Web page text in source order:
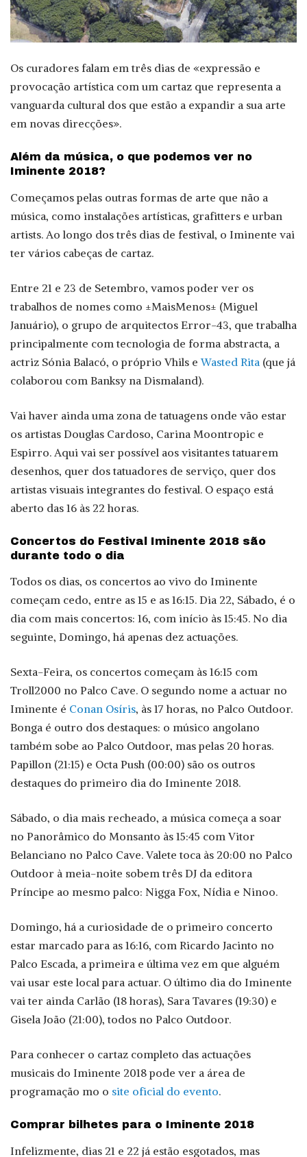
Os curadores falam em três dias de «expressão e
provocação artística com um cartaz que representa a
vanguarda cultural dos que estão a expandir a sua arte
em novas direcções».
Além da música, o que podemos ver no
Iminente 2018?
Começamos pelas outras formas de arte que não a
música, como instalações artísticas, grafitters e urban
artists. Ao longo dos três dias de festival, o Iminente vai
ter vários cabeças de cartaz.
Entre 21 e 23 de Setembro, vamos poder ver os
trabalhos de nomes como ±MaisMenos± (Miguel
Januário), o grupo de arquitectos Error-43, que trabalha
principalmente com tecnologia de forma abstracta, a
actriz Sónia Balacó, o próprio Vhils eWasted Rita (que já
colaborou com Banksy na Dismaland).
Vai haver ainda uma zona de tatuagens onde vão estar
os artistas Douglas Cardoso, Carina Moontropic e
Espirro. Aqui vai ser possível aos visitantes tatuarem
desenhos, quer dos tatuadores de serviço, quer dos
artistas visuais integrantes do festival. O espaço está
aberto das 16 às 22 horas.
Concertos do Festival Iminente 2018 são
durante todo o dia
Todos os dias, os concertos ao vivo do Iminente
começam cedo, entre as 15 e as 16:15. Dia 22, Sábado, é o
dia com mais concertos: 16, com início às 15:45. No dia
seguinte, Domingo, há apenas dez actuações.
Sexta-Feira, os concertos começam às 16:15 com
Troll2000 no Palco Cave. O segundo nome a actuar no
Iminente é Conan Osíris, às 17 horas, no Palco Outdoor.
Bonga é outro dos destaques: o músico angolano
também sobe ao Palco Outdoor, mas pelas 20 horas.
Papillon (21:15) e Octa Push (00:00) são os outros
destaques do primeiro dia do Iminente 2018.
Sábado, o dia mais recheado, a música começa a soar
no Panorâmico do Monsanto às 15:45 com Vitor
Belanciano no Palco Cave. Valete toca às 20:00 no Palco
Outdoor à meia-noite sobem três DJ da editora
Príncipe ao mesmo palco: Nigga Fox, Nídia e Ninoo.
Domingo, há a curiosidade de o primeiro concerto
estar marcado para as 16:16, com Ricardo Jacinto no
Palco Escada, a primeira e última vez em que alguém
vai usar este local para actuar. O último dia do Iminente
vai ter ainda Carlão (18 horas), Sara Tavares (19:30) e
Gisela João (21:00), todos no Palco Outdoor.
Para conhecer o cartaz completo das actuações
musicais do Iminente 2018 pode ver a área de
programação mo o site oficial do evento.
Comprar bilhetes para o Iminente 2018
Infelizmente, dias 21 e 22 já estão esgotados, mas